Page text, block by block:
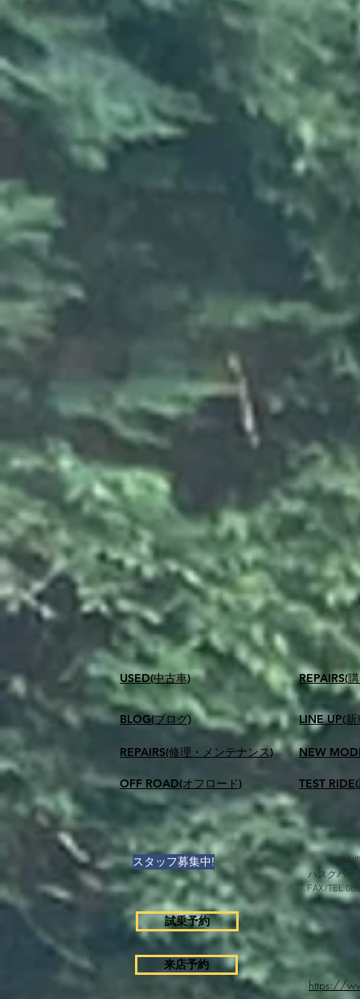
USED(中古車)
BLOG(ブログ)
REPAIRS(修理・メンテナンス)
OFF ROAD(オフロード)
​REPAIRS(
LINE UP(新
NEW
TEST
スタッフ募集中!
試乗予約
来店予約
岡
ハスクバー
FAX/TEL
https://